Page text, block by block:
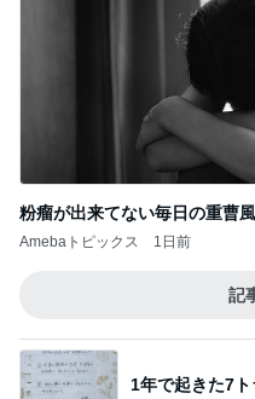
粉瘤が出来てない毎日の重曹
Amebaトピックス 1日前
記
1年で起きた7